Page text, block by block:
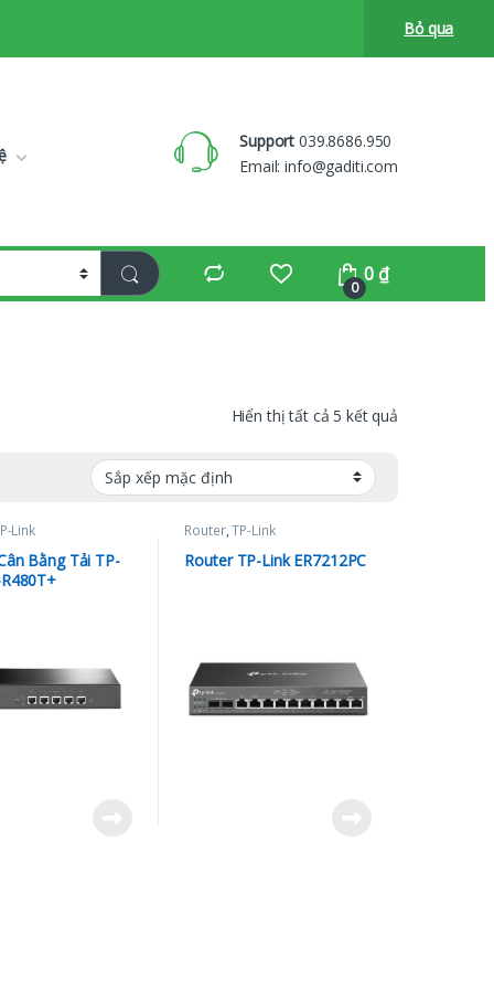
Bỏ qua
Support 039.8686.950
Email:info@gaditi.com
0
0 ₫
Hiển thị tất cả 5 kết quả
Link
Bằng Tải TP-
Router,TP-Link
Router TP-Link ER7212PC